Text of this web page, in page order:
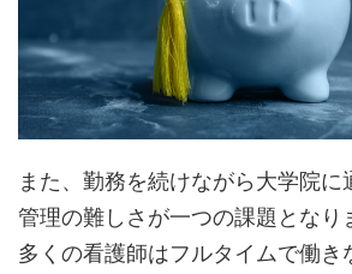
また、勤務を続けながら大学院に
管理の難しさが一つの課題となり
多くの看護師はフルタイムで働き